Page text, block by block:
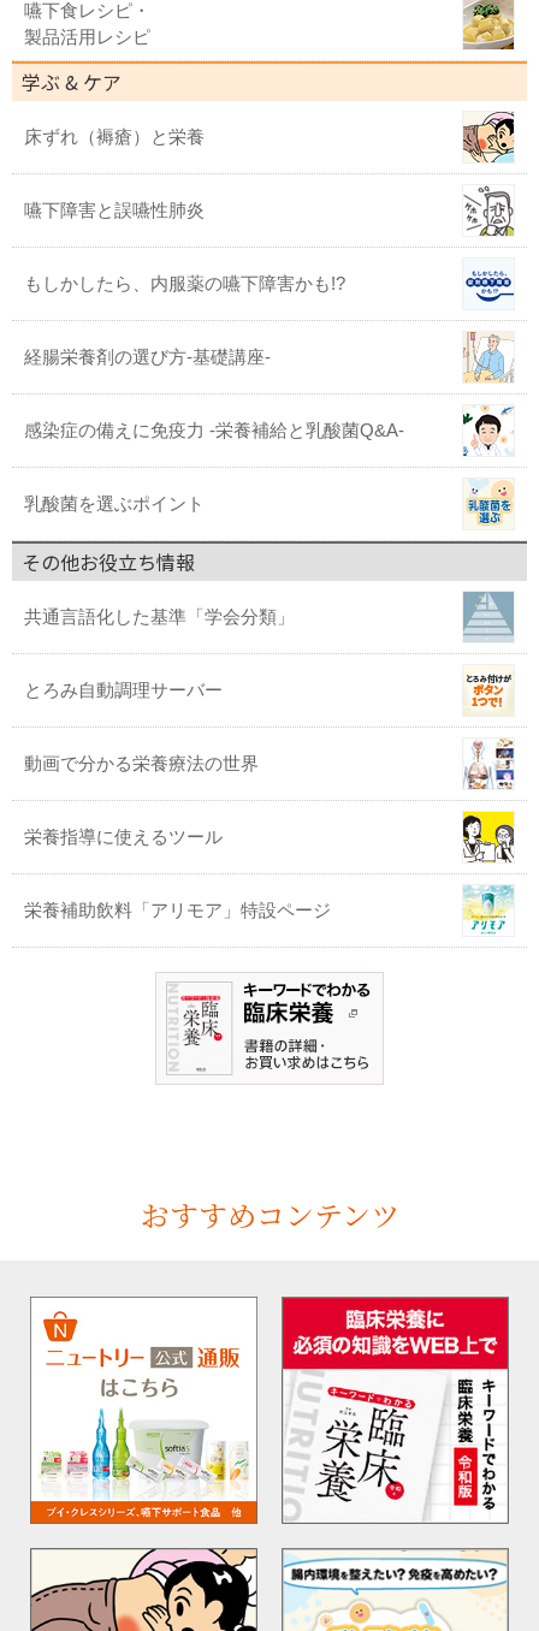
嚥下食レシピ・
製品活用レシピ
学ぶ & ケア
床ずれ（褥瘡）と栄養
嚥下障害と誤嚥性肺炎
もしかしたら、内服薬の嚥下障害かも!?
経腸栄養剤の選び方-基礎講座-
感染症の備えに免疫力 -栄養補給と乳酸菌Q&A-
乳酸菌を選ぶポイント
その他お役立ち情報
共通言語化した基準「学会分類」
とろみ自動調理サーバー
動画で分かる栄養療法の世界
栄養指導に使えるツール
栄養補助飲料「アリモア」特設ページ
おすすめコンテンツ